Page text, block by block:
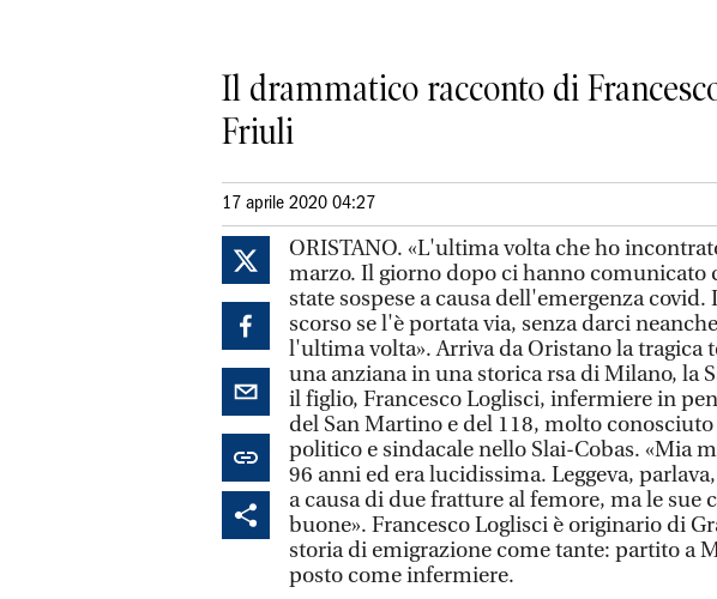
Il drammatico racconto di
Friuli
17 aprile 2020 04:27
ORISTANO. «L'ultima volta che ho
marzo. Il giorno dopo ci hanno comunicato
state sospese a causa dell'emergenza
scorso se l'è portata via, senza darci
l'ultima volta». Arriva da Oristano la tragica
una anziana in una storica rsa di Milano, la
il figlio, Francesco Loglisci, infermiere in
del San Martino e del 118, molto
politico e sindacale nello Slai-Cobas. «Mia
96 anni ed era lucidissima. Leggeva,
a causa di due fratture al femore, ma le sue
buone». Francesco Loglisci è originario di
storia di emigrazione come tante: partito a
posto come infermiere.